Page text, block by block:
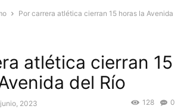
Por carrera atlética cierran 15 horas la Avenida
atlética cierran 15
del Río
2023 0
128